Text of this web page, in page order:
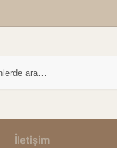
İletişim